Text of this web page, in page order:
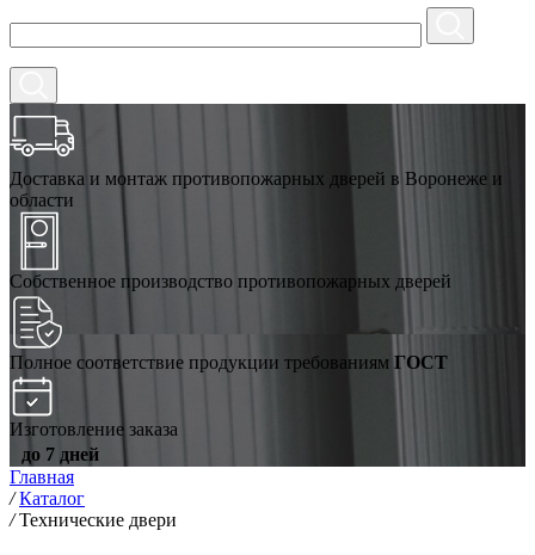
Доставка и монтаж противопожарных дверей в Воронеже и
области
Собственное производство противопожарных дверей
Полное соответствие продукции требованиям ГОСТ
Изготовление заказа
до 7 дней
Главная
/ Каталог
/ Технические двери